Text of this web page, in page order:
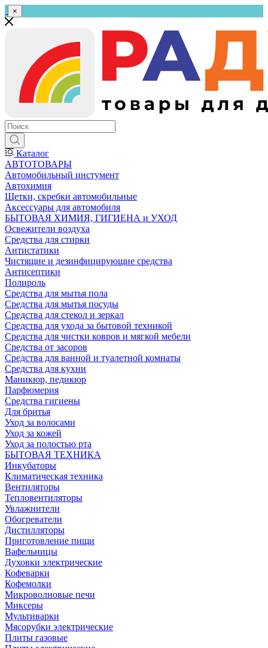
×
Каталог
АВТОТОВАРЫ
Автомобильный инстумент
Автохимия
Щетки, скребки автомобильные
Аксессуары для автомобиля
БЫТОВАЯ ХИМИЯ, ГИГИЕНА и УХОД
Освежители воздуха
Средства для стирки
Антистатики
Чистящие и дезинфицирующие средства
Антисептики
Полироль
Средства для мытья пола
Средства для мытья посуды
Средства для стекол и зеркал
Средства для ухода за бытовой техникой
Средства для чистки ковров и мягкой мебели
Средства от засоров
Средства для ванной и туалетной комнаты
Средства для кухни
Маникюр, педикюр
Парфюмерия
Средства гигиены
Для бритья
Уход за волосами
Уход за кожей
Уход за полостью рта
БЫТОВАЯ ТЕХНИКА
Инкубаторы
Климатическая техника
Вентиляторы
Тепловентиляторы
Увлажнители
Обогреватели
Дистилляторы
Приготовление пищи
Вафельницы
Духовки электрические
Кофеварки
Кофемолки
Микроволновые печи
Миксеры
Мультиварки
Мясорубки электрические
Плиты газовые